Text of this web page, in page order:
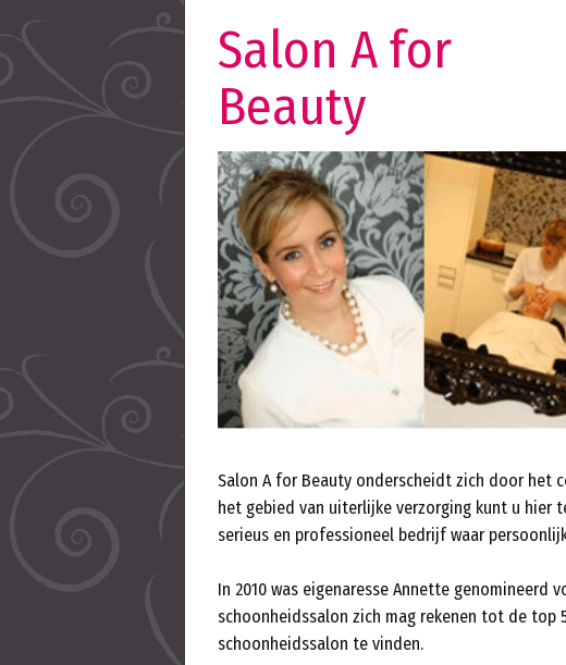
Salon A for
Beauty
Salon A for Beauty onderscheidt zich door het
het gebied van uiterlijke verzorging kunt u hier
serieus en professioneel bedrijf waar
In 2010 was eigenaresse Annette
schoonheidssalon zich mag rekenen tot de top
schoonheidssalon te vinden.